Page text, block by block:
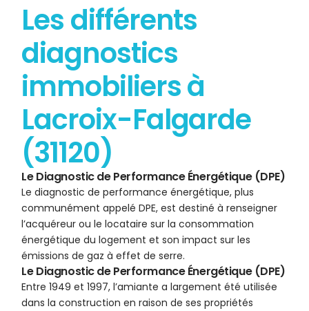
Les différents
diagnostics
immobiliers à
Lacroix-Falgarde
(31120)
Le Diagnostic de Performance Énergétique (DPE)
Le diagnostic de performance énergétique, plus
communément appelé DPE, est destiné à renseigner
l’acquéreur ou le locataire sur la consommation
énergétique du logement et son impact sur les
émissions de gaz à effet de serre.
Le Diagnostic de Performance Énergétique (DPE)
Entre 1949 et 1997, l’amiante a largement été utilisée
dans la construction en raison de ses propriétés